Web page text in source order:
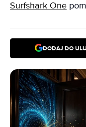
Surfshark One
DODAJ DO